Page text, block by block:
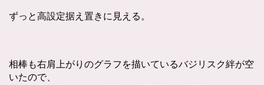
ずっと高設定据え置きに見える。
相棒も右肩上がりのグラフを描いているバジリスク絆が空
いたので、